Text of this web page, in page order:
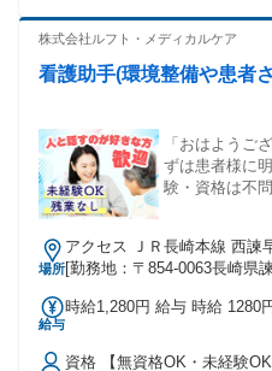
積みたい方 ・経験はないけど、サー
ある方も大歓迎！＞ ◎こんなご経
などの 組立、加工作業 ・荷物の積み込み・積み下ろし作業
・座り作業での検品ライン作業 など まずは気
方を ご相談ください！ 未経
かしたキャリアUP、 寄り添
株式会社ルフト・メディカルケア
看護助手(環境整備や患者
「おはようご
ずは患者様に
験・資格は不問
場所
アクセス ＪＲ長崎本線 西諫
5分、諫早ICから車で約3分
[勤務地：〒854-0063長崎県
給与
時給1,280円 給与 時給 1280
資格 【無資格OK・未経験